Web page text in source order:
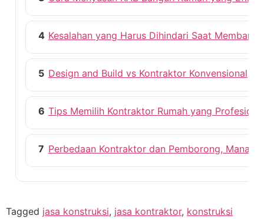
4 Kesalahan yang Harus Dihindari Saat
5 Design and Build vs Kontraktor Konvensional
6 Tips Memilih Kontraktor Rumah yang
7 Perbedaan Kontraktor dan Pemborong, Mana
Tagged jasa konstruksi, jasa kontraktor, konstruksi